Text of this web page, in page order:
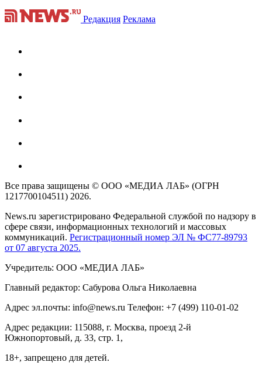
Редакция Реклама
Все права защищены © ООО «МЕДИА ЛАБ» (ОГРН
1217700104511) 2026.
News.ru зарегистрировано Федеральной службой по надзору в
сфере связи, информационных технологий и массовых
коммуникаций. Регистрационный номер ЭЛ № ФС77-89793
от 07 августа 2025.
Учредитель: ООО «МЕДИА ЛАБ»
Главный редактор: Сабурова Ольга Николаевна
Адрес эл.почты: info@news.ru Телефон: +7 (499) 110-01-02
Адрес редакции: 115088, г. Москва, проезд 2-й
Южнопортовый, д. 33, стр. 1,
18+, запрещено для детей.